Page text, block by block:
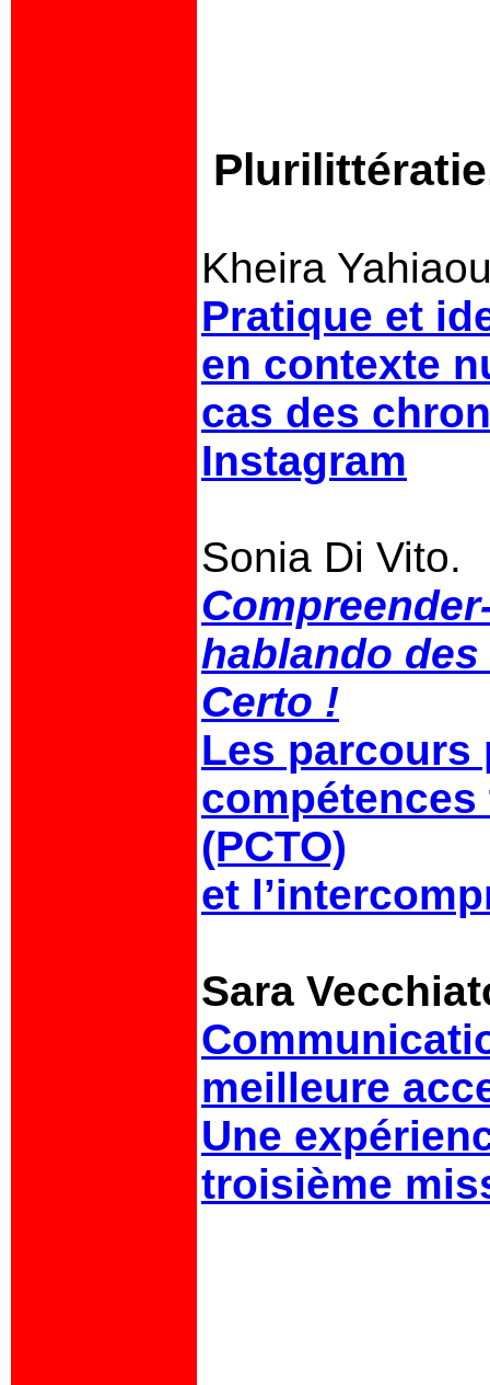
Kheira
Pratique et
en contexte
cas des
Instagram
Sonia Di Vito.
hablando
Certo !
Les parcours
(PCTO)
et
Sara
meilleure
Une
troisième